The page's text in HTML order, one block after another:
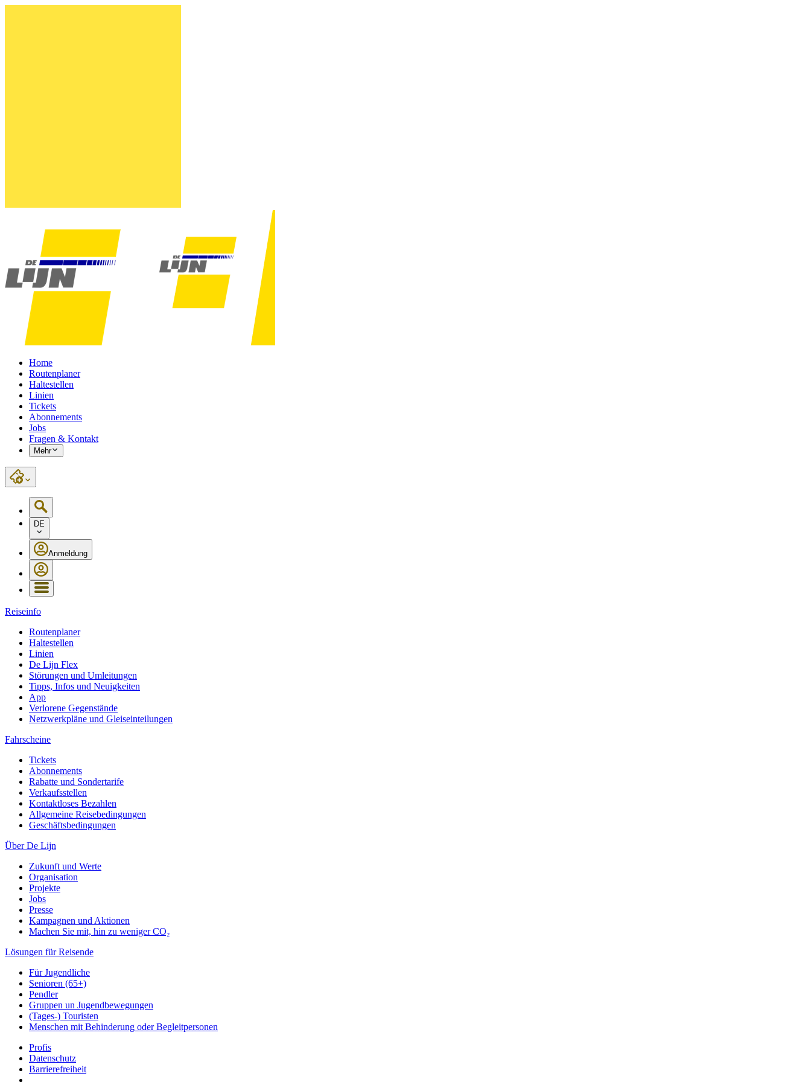
Home
Routenplaner
Haltestellen
Linien
Tickets
Abonnements
Jobs
Fragen & Kontakt
Mehr
DE
Anmeldung
Reiseinfo
Routenplaner
Haltestellen
Linien
De Lijn Flex
Störungen und Umleitungen
Tipps, Infos und Neuigkeiten
App
Verlorene Gegenstände
Netzwerkpläne und Gleiseinteilungen
Fahrscheine
Tickets
Abonnements
Rabatte und Sondertarife
Verkaufsstellen
Kontaktloses Bezahlen
Allgemeine Reisebedingungen
Geschäftsbedingungen
Über De Lijn
Zukunft und Werte
Organisation
Projekte
Jobs
Presse
Kampagnen und Aktionen
Machen Sie mit, hin zu weniger CO₂
Lösungen für Reisende
Für Jugendliche
Senioren (65+)
Pendler
Gruppen un Jugendbewegungen
(Tages-) Touristen
Menschen mit Behinderung oder Begleitpersonen
Profis
Datenschutz
Barrierefreiheit